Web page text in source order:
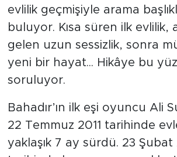
evlilik geçmişiyle arama
buluyor. Kısa süren ilk evlilik,
gelen uzun sessizlik, sonra
yeni bir hayat... Hikâye bu
soruluyor.
Bahadır’ın ilk eşi oyuncu Ali
22 Temmuz 2011 tarihinde
yaklaşık 7 ay sürdü. 23 Şubat